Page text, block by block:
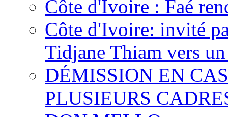
Côte d'Ivoire : Faé
Côte d'Ivoire: invité
Tidjane Thiam vers
DÉMISSION EN
PLUSIEURS